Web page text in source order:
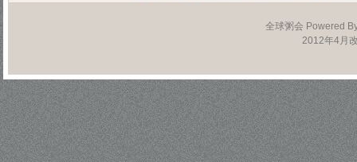
全球粥会 Powered
2012年4月